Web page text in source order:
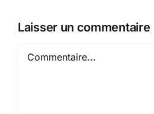
Laisser un commentaire
Commentaire